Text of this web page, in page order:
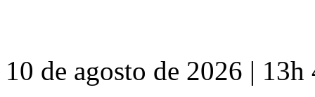
10 de agosto de 2026 |